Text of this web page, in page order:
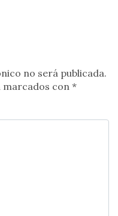
no será publicada.
con *